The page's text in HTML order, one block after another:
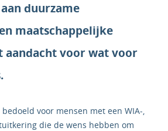
duurzame
maatschappelijke
aandacht voor wat voor
voor mensen met een WIA-,
die de wens hebben om